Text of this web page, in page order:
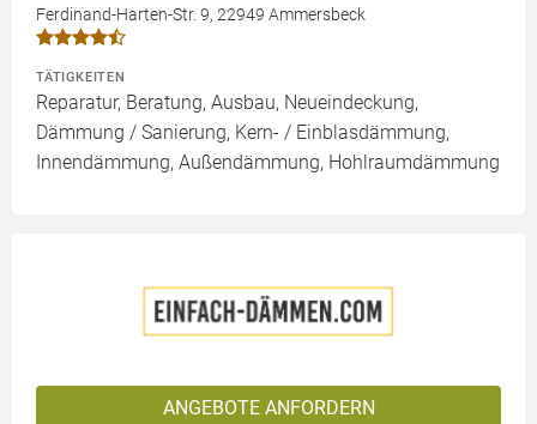
Ferdinand-Harten-Str. 9, 22949 Ammersbeck
TÄTIGKEITEN
Reparatur, Beratung, Ausbau, Neueindeckung,
Dämmung / Sanierung, Kern- / Einblasdämmung,
Innendämmung, Außendämmung, Hohlraumdämmung
ANGEBOTE ANFORDERN